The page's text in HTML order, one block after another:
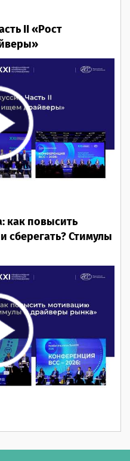
II «Рост
как повысить
сберегать? Стимулы